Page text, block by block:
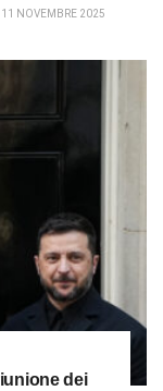
11 NOVEMBRE 2025
dei